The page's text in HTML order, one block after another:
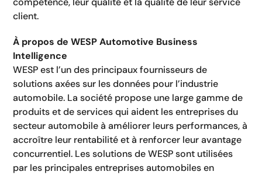
client.
À propos de WESP Automotive Business
Intelligence
WESP est l’un des principaux fournisseurs de
solutions axées sur les données pour l’industrie
automobile. La société propose une large gamme de
produits et de services qui aident les entreprises du
secteur automobile à améliorer leurs performances, à
accroître leur rentabilité et à renforcer leur avantage
concurrentiel. Les solutions de WESP sont utilisées
par les principales entreprises automobiles en